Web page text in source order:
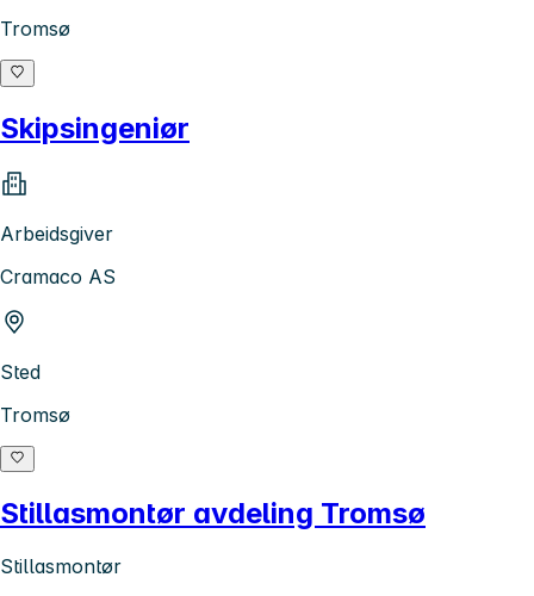
Tromsø
Skipsingeniør
Arbeidsgiver
Cramaco AS
Sted
Tromsø
Stillasmontør avdeling Tromsø
Stillasmontør